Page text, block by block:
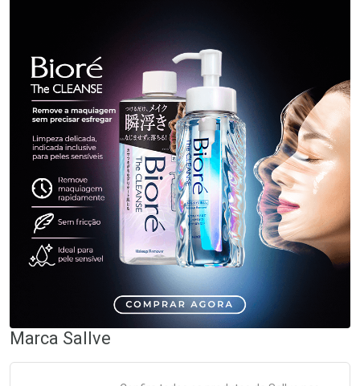
Marca Sallve